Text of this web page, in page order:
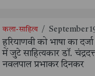
कला-साहित्य / September
हरियाणवी को भाषा का
में जुटे साहित्यकार डॉ.
नवलपाल प्रभाकर दिनकर